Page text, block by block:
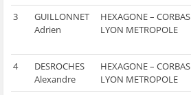
3
GUILLONNET
Adrien
HEXAGONE – CORBAS
LYON METROPOLE
4
DESROCHES
Alexandre
HEXAGONE – CORBAS
LYON METROPOLE